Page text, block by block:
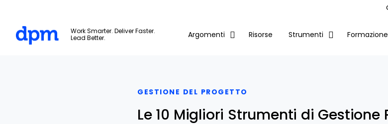
Work Smarter. Deliver Faster.
Lead Better.
Argomenti Risorse Strumenti Formazione
GESTIONE DEL PROGETTO
Le 10 Migliori Strumenti di Gestione